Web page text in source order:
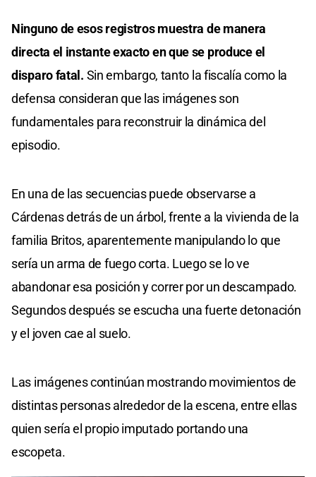
Ninguno de esos registros muestra de manera
directa el instante exacto en que se produce el
disparo fatal. Sin embargo, tanto la fiscalía como la
defensa consideran que las imágenes son
fundamentales para reconstruir la dinámica del
episodio.
En una de las secuencias puede observarse a
Cárdenas detrás de un árbol, frente a la vivienda de la
familia Britos, aparentemente manipulando lo que
sería un arma de fuego corta. Luego se lo ve
abandonar esa posición y correr por un descampado.
Segundos después se escucha una fuerte detonación
y el joven cae al suelo.
Las imágenes continúan mostrando movimientos de
distintas personas alrededor de la escena, entre ellas
quien sería el propio imputado portando una
escopeta.